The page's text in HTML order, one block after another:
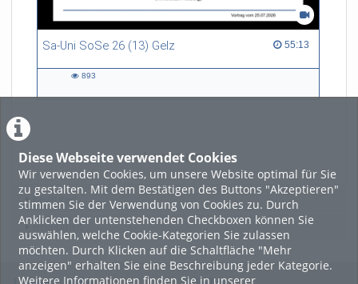
Diese Webseite verwendet Cookies
Wir verwenden Cookies, um unsere Website optimal für Sie
zu gestalten. Mit dem Bestätigen des Buttons "Akzeptieren"
stimmen Sie der Verwendung von Cookies zu. Durch
Anklicken der untenstehenden Checkboxen können Sie
auswählen, welche Cookie-Kategorien Sie zulassen
möchten. Durch Klicken auf die Schaltfläche "Mehr
anzeigen" erhalten Sie eine Beschreibung jeder Kategorie.
Weitere Informationen finden Sie in unserer
Sa-Uni SoSe 26 (13) Gelz 55:13
55:13 duration
893
LADE MEHR
Featured
Beliebtheit